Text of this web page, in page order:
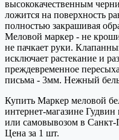
высококачественным
ложится на поверхность
полностью закрашивая
Меловой маркер - не
не пачкает руки.
исключает растекание и
преждевременное
письма - 3мм. Нежный
Купить Маркер меловой
интернет-магазине Гудвин
или самовывозом в Санкт-
Цена за 1 шт.